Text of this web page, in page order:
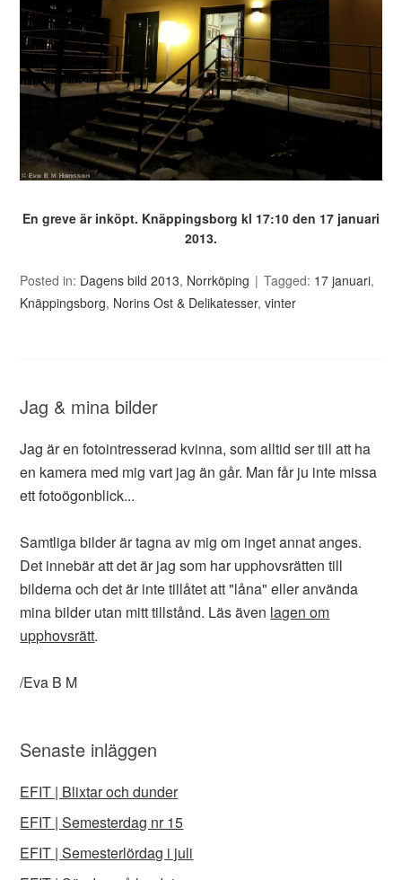
En greve är inköpt. Knäppingsborg kl 17:10 den 17 januari
2013.
Posted in: Dagens bild 2013, Norrköping Tagged: 17 januari,
Knäppingsborg, Norins Ost & Delikatesser,vinter
Jag & mina bilder
Jag är en fotointresserad kvinna, som alltid ser till att ha
en kamera med mig vart jag än går. Man får ju inte missa
ett fotoögonblick...
Samtliga bilder är tagna av mig om inget annat anges.
Det innebär att det är jag som har upphovsrätten till
bilderna och det är inte tillåtet att "låna" eller använda
mina bilder utan mitt tillstånd. Läs även lagen om
upphovsrätt.
/Eva B M
Senaste inläggen
EFIT | Blixtar och dunder
EFIT | Semesterdag nr 15
EFIT | Semesterlördag i juli